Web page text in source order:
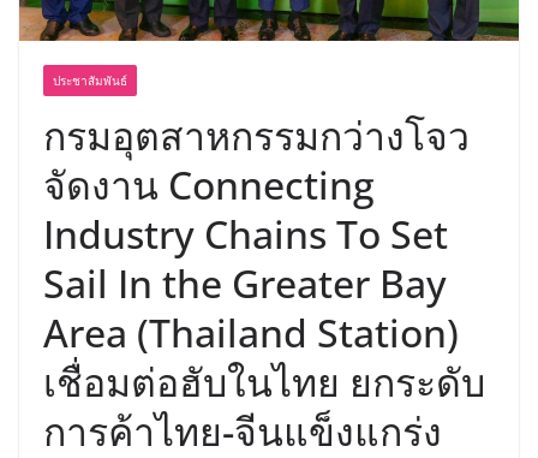
ประชาสัมพันธ์
กรมอุตสาหกรรมกว่างโจว
จัดงาน Connecting
Industry Chains To Set
Sail In the Greater Bay
Area (Thailand Station)
เชื่อมต่อฮับในไทย ยกระดับ
การค้าไทย-จีนแข็งแกร่ง